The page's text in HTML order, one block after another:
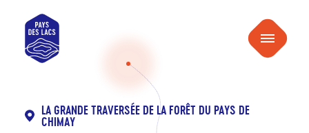
Pays
des
Menu
LA GRANDE TRAVERSÉE DE LA FORÊT DU PAYS DE
CHIMAY